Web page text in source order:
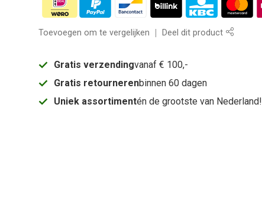
Toevoegen om te vergelijken Deel dit product
Gratis verzendingvanaf € 100,-
Gratis retournerenbinnen 60 dagen
Uniek assortimentén de grootste van Nederland!